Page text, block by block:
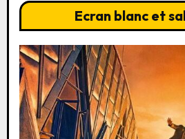
Ecran blanc et